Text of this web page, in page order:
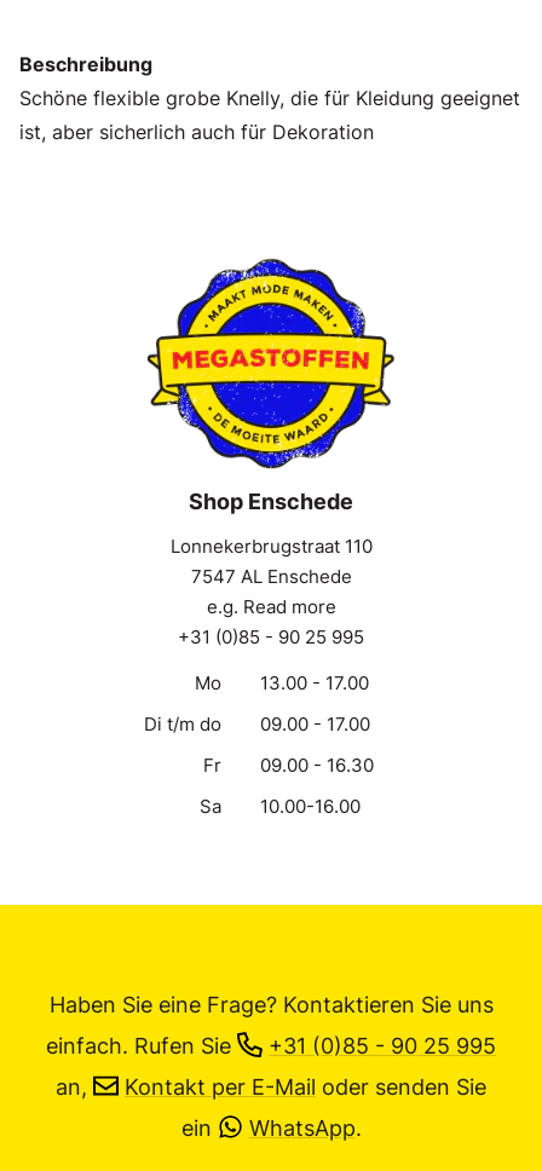
Beschreibung
Schöne flexible grobe Knelly, die für Kleidung geeignet
ist, aber sicherlich auch für Dekoration
Shop Enschede
Lonnekerbrugstraat 110
7547 AL Enschede
e.g. Read more
+31 (0)85 - 90 25 995
Mo
13.00 - 17.00
Di t/m do
09.00 - 17.00
Fr
09.00 - 16.30
Sa
10.00-16.00
Haben Sie eine Frage? Kontaktieren Sie uns
einfach. Rufen Sie
+31 (0)85 - 90 25 995
an,
Kontakt per E-Mail oder senden Sie
ein
WhatsApp.